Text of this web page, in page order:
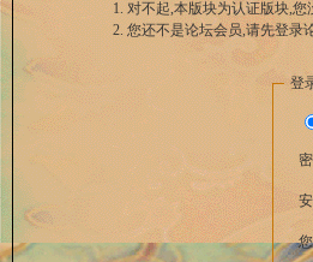
对不起,本版块为认证版块,
您还不是论坛会员,请先登录
登